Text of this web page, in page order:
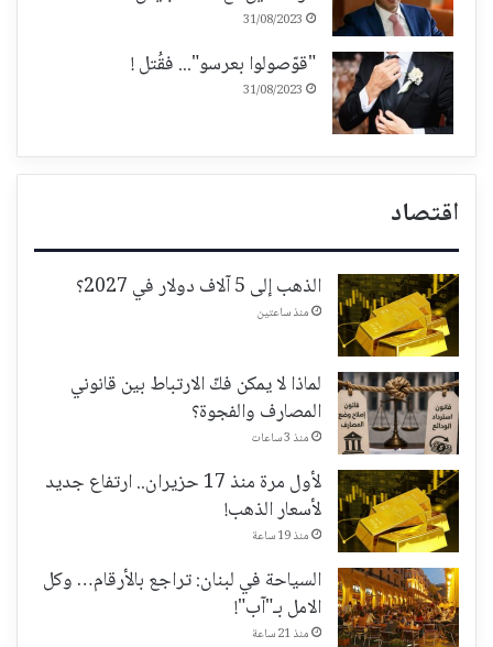
31/08/2023
"قوّصولوا بعرسو"... فقُتل !
31/08/2023
اقتصاد
الذهب إلى 5 آلاف دولار في 2027؟
منذ ساعتين
لماذا لا يمكن فكّ الارتباط بين قانوني
المصارف والفجوة؟
منذ 3 ساعات
لأول مرة منذ 17 حزيران.. ارتفاع جديد
لأسعار الذهب!
منذ 19 ساعة
السياحة في لبنان: تراجع بالأرقام… وكل
الامل بـ"آب"!
منذ 21 ساعة